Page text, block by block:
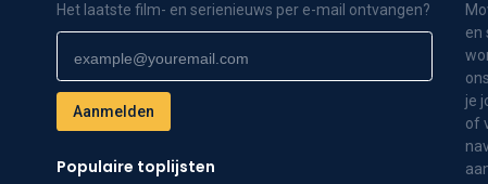
Het laatste film- en serienieuws per e-mail ontvangen?
Populaire toplijsten
en
je
of